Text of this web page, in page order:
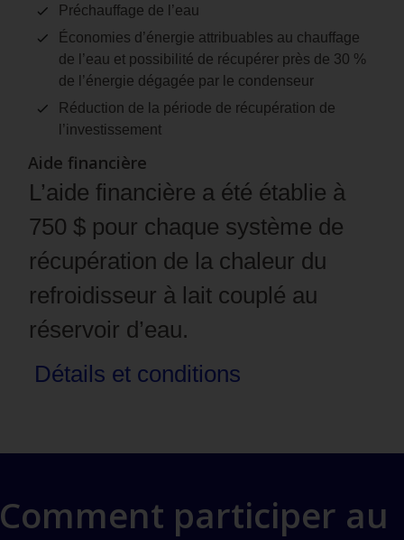
Préchauffage de l’eau
Économies d’énergie attribuables au chauffage
de l’eau et possibilité de récupérer près de 30 %
de l’énergie dégagée par le condenseur
Réduction de la période de récupération de
l’investissement
Aide financière
L’aide financière a été établie à
750 $ pour chaque système de
récupération de la chaleur du
refroidisseur à lait couplé au
réservoir d’eau.
Détails et conditions
Comment participer au